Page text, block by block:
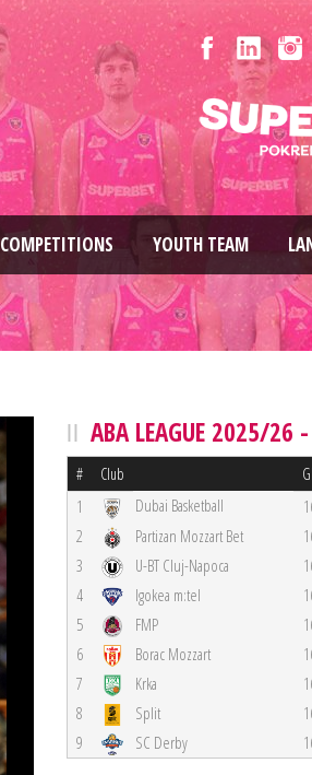
COMPETITIONS YOUTH TEAM
ABA LEAGUE 2025/26
# Club
1 Dubai Basketball
2
Partizan Mozzart Bet
3
U-BT Cluj-Napoca
4
Igokea m:tel
5
FMP
6
Borac Mozzart
7
Krka
8
Split
9
SC Derby